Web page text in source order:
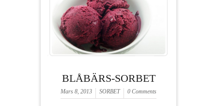
BLÅBÄRS-SORBET
Mars 8, 2013 SORBET 0 Comments